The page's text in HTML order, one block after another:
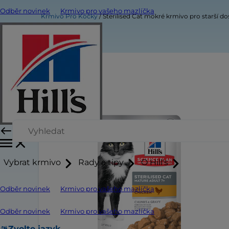
Odběr novinek Krmivo pro vašeho mazlíčka
Vybrat krmivo Rady a tipy O Hill's
Odběr novinek Krmivo pro vašeho mazlíčka
Odběr novinek Krmivo pro vašeho mazlíčka
Krmivo Pro Kočky Sterilised Cat mokré krmivo pro starší